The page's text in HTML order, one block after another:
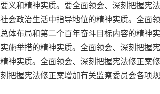
要义和精神实质。要全面领会、深刻把握宪
社会政治生活中指导地位的精神实质。全面
总体布局和第二个百年奋斗目标内容的精神
实施举措的精神实质。全面领会、深刻把握
精神实质。全面领会、深刻把握宪法修正案
刻把握宪法修正案增加有关监察委员会各项规